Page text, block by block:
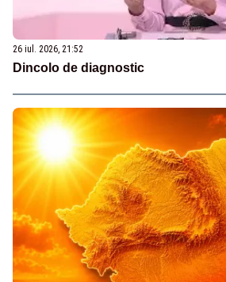
26 iul. 2026, 21:52
Dincolo de diagnostic